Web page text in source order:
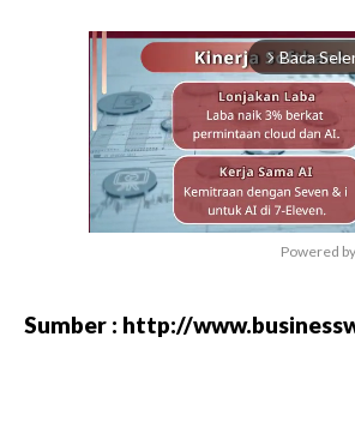
arrow_forward_ios Baca
Powered by
Sumber : http://